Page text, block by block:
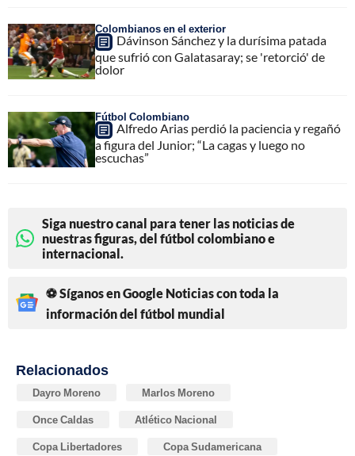
Colombianos en el exterior
Dávinson Sánchez y la durísima patada
que sufrió con Galatasaray; se 'retorció' de
dolor
Fútbol Colombiano
Alfredo Arias perdió la paciencia y regañó
a figura del Junior; “La cagas y luego no
escuchas”
Siga nuestro canal para tener las noticias de
nuestras figuras, del fútbol colombiano e
internacional.
⚽ Síganos en Google Noticias con toda la
información del fútbol mundial
Relacionados
Dayro Moreno Marlos Moreno
Once Caldas Atlético Nacional
Copa Libertadores Copa Sudamericana